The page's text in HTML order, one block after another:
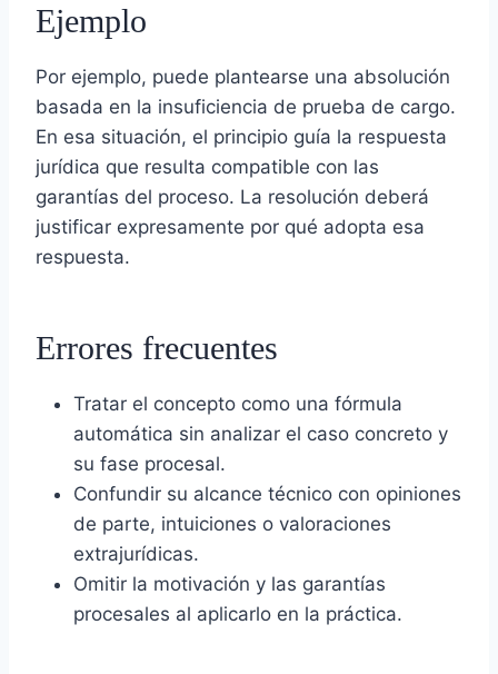
Ejemplo
Por ejemplo, puede plantearse una absolución
basada en la insuficiencia de prueba de cargo.
En esa situación, el principio guía la respuesta
jurídica que resulta compatible con las
garantías del proceso. La resolución deberá
justificar expresamente por qué adopta esa
respuesta.
Errores frecuentes
Tratar el concepto como una fórmula
automática sin analizar el caso concreto y
su fase procesal.
Confundir su alcance técnico con opiniones
de parte, intuiciones o valoraciones
extrajurídicas.
Omitir la motivación y las garantías
procesales al aplicarlo en la práctica.